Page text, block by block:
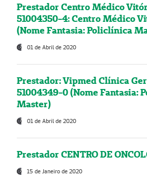
Prestador Centro Médico
51004350-4: Centro Médico
(Nome Fantasia: Policlínica
01 de Abril de 2020
Prestador: Vipmed Clínica
51004349-0 (Nome Fantasia:
Master)
01 de Abril de 2020
Prestador CENTRO DE
15 de Janeiro de 2020